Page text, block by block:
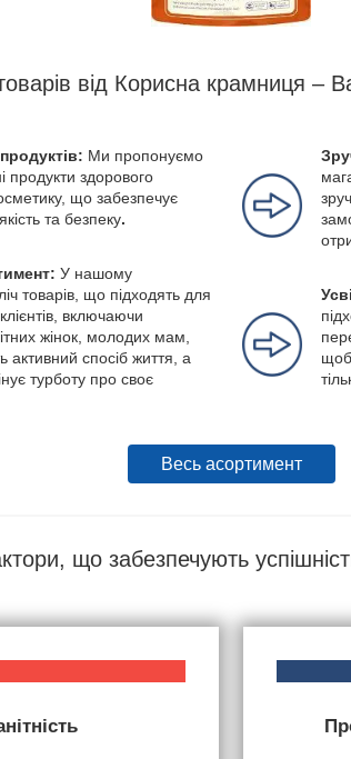
від Корисна крамниця –
Ми пропонуємо
продукти здорового
що забезпечує
та безпеку.
У нашому
товарів, що підходять для
включаючи
жінок, молодих мам,
активний спосіб життя, а
турботу про своє
щоб
Весь асортимент
що забезпечують